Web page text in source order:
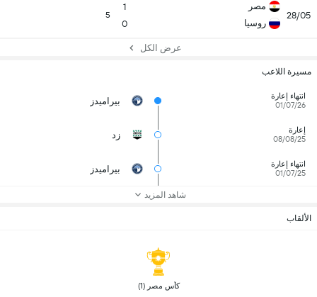
28/05
مصر
روسيا
1
0
5
عرض الكل
مسيرة اللاعب
انتهاء إعارة
01/07/26
بيراميدز
إعارة
08/08/25
زد
انتهاء إعارة
01/07/25
بيراميدز
شاهد المزيد
الألقاب
كأس مصر (1)